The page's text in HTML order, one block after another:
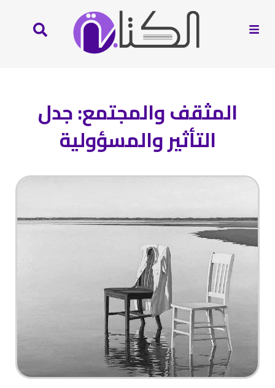
المثقف والمجتمع: جدل
التأثير والمسؤولية